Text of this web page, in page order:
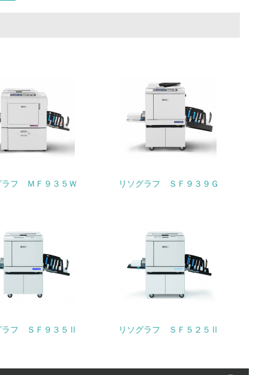
積極的に参加している
に公開・提供している
ラフ ＭＦ９３５Ｗ リソグラフ ＳＦ９３９Ｇ
ラフ ＳＦ９３５Ⅱ リソグラフ ＳＦ５２５Ⅱ